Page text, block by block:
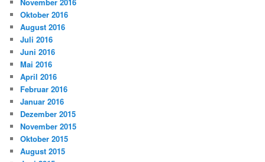
Oktober 2016
August 2016
Juli 2016
Juni 2016
Mai 2016
April 2016
Februar 2016
Januar 2016
Dezember 2015
November 2015
Oktober 2015
August 2015